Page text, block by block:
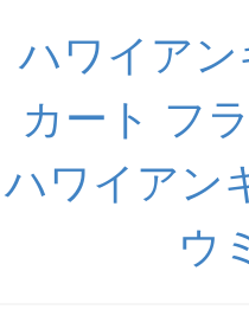
ハワイア
カート フ
ハワイアン
ウ